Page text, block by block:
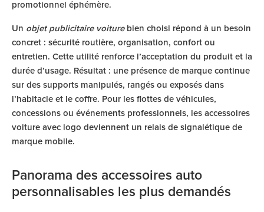
promotionnel éphémère.
Un objet publicitaire voiturebien choisi répond à un besoin
concret : sécurité routière, organisation, confort ou
entretien. Cette utilité renforce l’acceptation du produit et la
durée d’usage. Résultat : une présence de marque continue
sur des supports manipulés, rangés ou exposés dans
l’habitacle et le coffre. Pour les flottes de véhicules,
concessions ou événements professionnels, les accessoires
voiture avec logo deviennent un relais de signalétique de
marque mobile.
Panorama des accessoires auto
personnalisables les plus demandés